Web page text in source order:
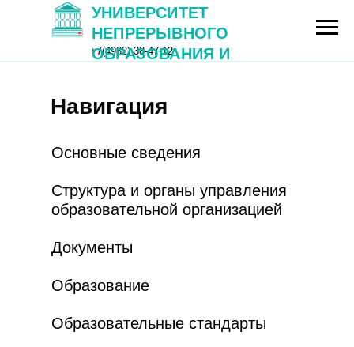
+7(4932) 38-47-12
организации
Университет
непрерывного
образования
и инноваций
УНИВЕРСИТЕТ
НЕПРЕРЫВНОГО
ОБРАЗОВАНИЯ И
Навигация
Основные сведения
Структура и органы управления
образовательной организацией
Документы
Образование
Образовательные стандарты
РФ
по надзору в